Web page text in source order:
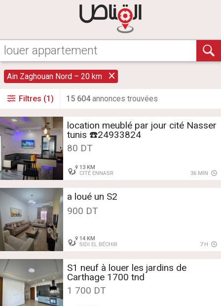
Ain Zaghouan Nord – 20 km
Filtres (1) 15 604annonces trouvées
location meublé par jour cité Nasser
tunis ☎️24933824
80 DT
13 KM
CITÉ ENNASR
36 MIN
a loué un S2
900 DT
14 KM
SIDI EL BÉCHIR
7 H
S1 neuf à louer les jardins de
Carthage 1700 tnd
1 700 DT